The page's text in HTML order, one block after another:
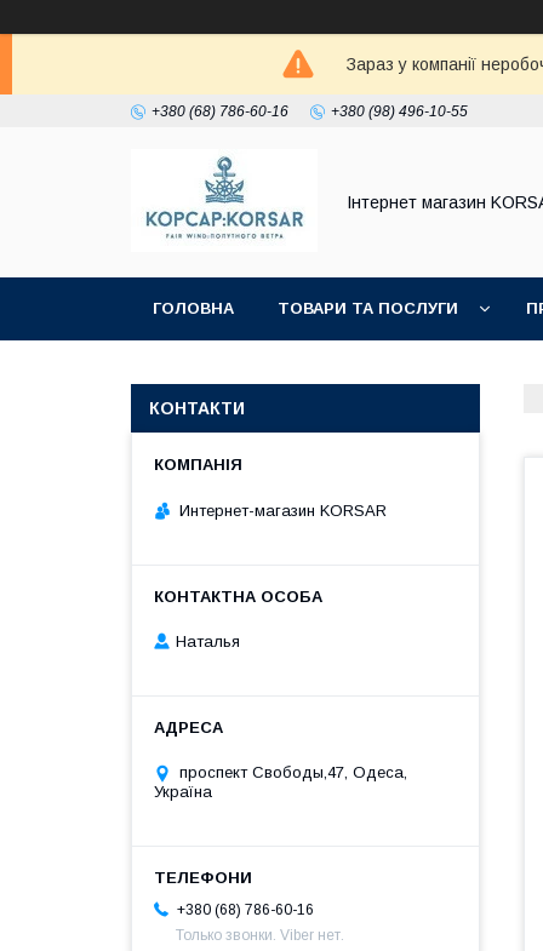
Зараз у компанії
+380 (68) 786-60-16 +380 (98) 496-10-55
Iнтернет магазин
ГОЛОВНА ТОВАРИ ТА ПОСЛУГИ
КОНТАКТИ
Интернет-магазин KORSAR
Наталья
проспект Свободы,47, Одеса,
Україна
+380 (68) 786-60-16
Только звонки. Viber нет.